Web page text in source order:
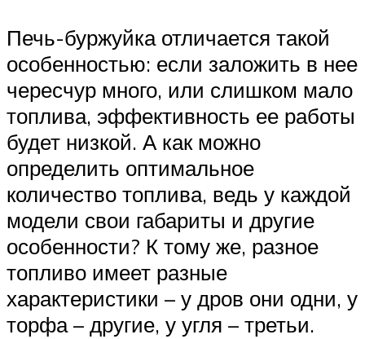
Печь-буржуйка отличается такой
особенностью: если заложить в нее
чересчур много, или слишком мало
топлива, эффективность ее работы
будет низкой. А как можно
определить оптимальное
количество топлива, ведь у каждой
модели свои габариты и другие
особенности? К тому же, разное
топливо имеет разные
характеристики – у дров они одни, у
торфа – другие, у угля – третьи.